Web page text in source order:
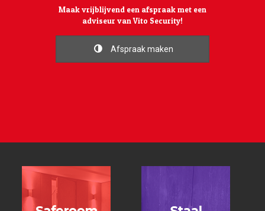
Maak vrijblijvend een afspraak met een
adviseur van Vito Security!
Afspraak maken